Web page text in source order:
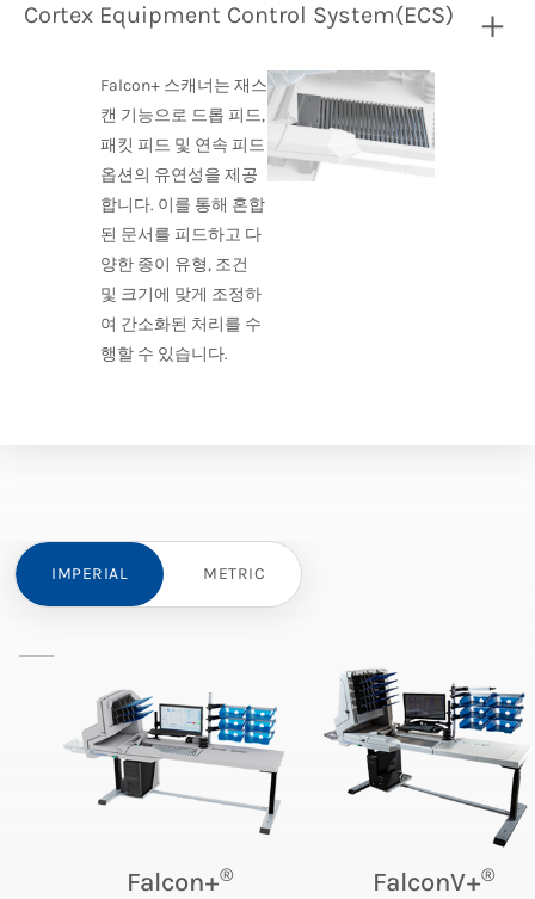
Cortex Equipment Control System(ECS)
Falcon+ 스캐너는 재스
캔 기능으로 드롭 피드,
패킷 피드 및 연속 피드
옵션의 유연성을 제공
합니다. 이를 통해 혼합
된 문서를 피드하고 다
양한 종이 유형, 조건
및 크기에 맞게 조정하
여 간소화된 처리를 수
행할 수 있습니다.
IMPERIAL METRIC
Falcon+® FalconV+®